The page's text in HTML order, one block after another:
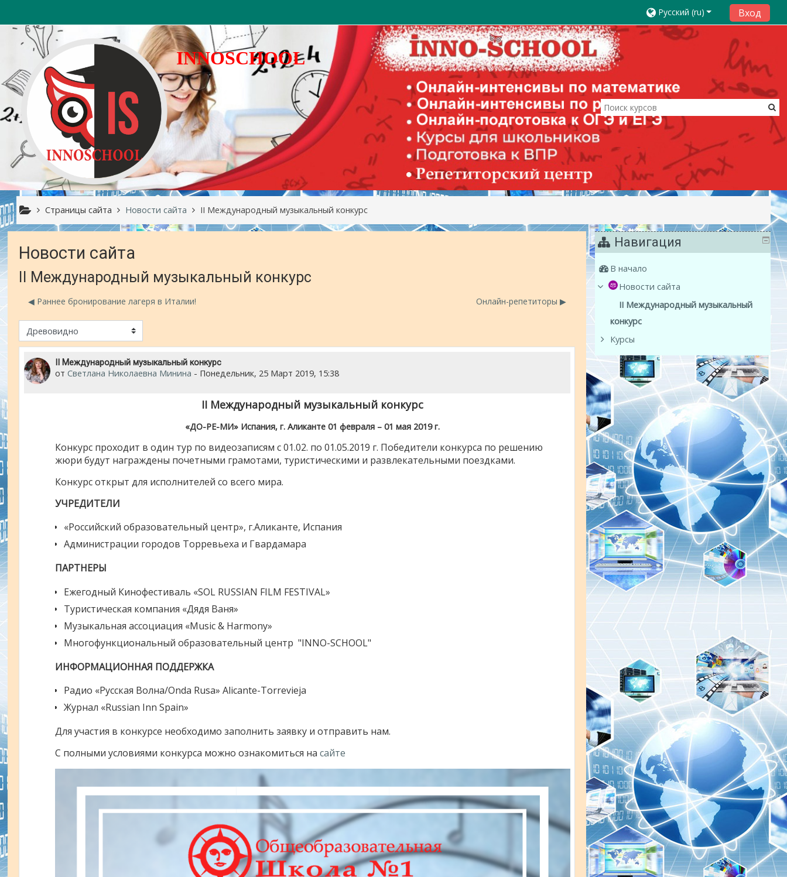
Русский ‎(ru)‎ Вход
INNOSCHOOL
Страницы сайта Новости сайта II Международный музыкальный конкурс
Новости сайта
II Международный музыкальный конкурс
◀︎ Раннее бронирование лагеря в Италии! Онлайн-репетиторы ▶︎
отображения
II Международный музыкальный конкурс
от Светлана Николаевна Минина - Понедельник, 25 Март 2019, 15:38
Number of replies: 0
II Международный музыкальный конкурс
«ДО-РЕ-МИ» Испания, г. Аликанте 01 февраля – 01 мая 2019 г.
Конкурс проходит в один тур по видеозаписям с 01.02. по 01.05.2019 г. Победители конкурса по решению
жюри будут награждены почетными грамотами, туристическими и развлекательными поездками.
Конкурс открыт для исполнителей со всего мира.
УЧРЕДИТЕЛИ
«Российский образовательный центр», г.Аликанте, Испания
Администрации городов Торревьеха и Гвардамара
ПАРТНЕРЫ
Ежегодный Кинофестиваль «SOL RUSSIAN FILM FESTIVAL»
Туристическая компания «Дядя Ваня»
Музыкальная ассоциация «Music & Harmony»
Многофункциональный образовательный центр "INNO-SCHOOL"
ИНФОРМАЦИОННАЯ ПОДДЕРЖКА
Радио «Русская Волна/Onda Rusa» Alicante-Torrevieja
Журнал «Russian Inn Spain»
Для участия в конкурсе необходимо заполнить заявку и отправить нам.
С полными условиями конкурса можно ознакомиться на сайте
Навигация
В начало
Новости сайта
II Международный музыкальный
конкурс
Курсы